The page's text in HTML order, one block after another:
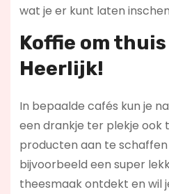
wat je er kunt laten
Koffie om
Heerlijk!
In bepaalde cafés kun je
een drankje ter plekje ook
producten aan te schaffen
bijvoorbeeld een super
theesmaak ontdekt en wil